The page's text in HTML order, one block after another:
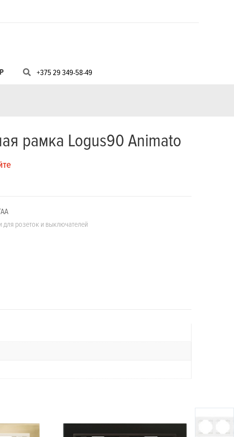
+375 29 349-58-49
рамка Logus90 Animato
для розеток и выключателей